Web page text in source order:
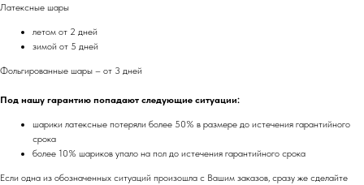
Латексные шары
летом от 2 дней
зимой от 5 дней
Фольгированные шары – от 3 дней
Под нашу гарантию попадают следующие ситуации:
шарики латексные потеряли более 50% в размере до истечения гарантийного
срока
более 10% шариков упало на пол до истечения гарантийного срока
Если одна из обозначенных ситуаций произошла с Вашим заказов, сразу же сделайте